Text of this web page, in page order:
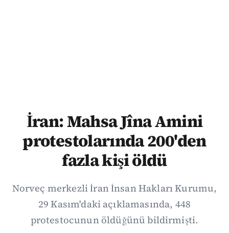
İran: Mahsa Jîna Amini
protestolarında 200'den
fazla kişi öldü
Norveç merkezli İran İnsan Hakları Kurumu,
29 Kasım'daki açıklamasında, 448
protestocunun öldüğünü bildirmişti.